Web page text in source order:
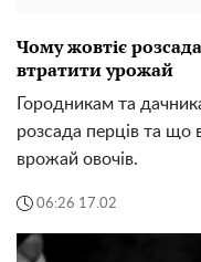
Чому жовтіє
втратити урожай
Городникам та
розсада перців та що
врожай овочів.
06:26 17.02